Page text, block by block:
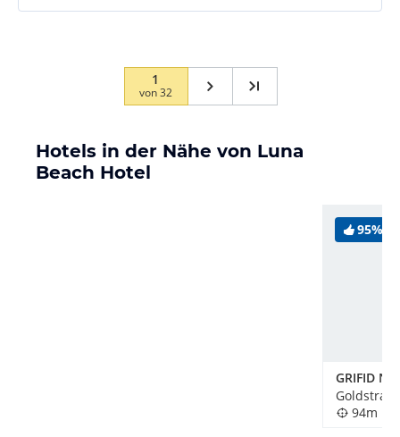
1
von32
Hotels in der Nähe von Luna
Beach Hotel
95%
GRIFID
94m